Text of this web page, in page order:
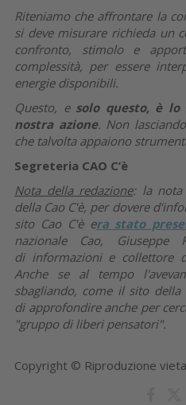
Riteniamo che affrontare la
si deve misurare richieda un
confronto, stimolo e
complessità, per essere
energie disponibili.
Questo, e solo questo, è
nostra azione. Non
che talvolta appaiono
Segreteria CAO C’è
Nota della redazione: la nota
della Cao C'è, per dovere
sito Cao C'è era stato
nazionale Cao, Giuseppe
di informazioni e collettore
Anche se al tempo
sbagliando, come il sito della
di approfondire anche per
"gruppo di liberi pensatori".
Copyright © Riproduzione